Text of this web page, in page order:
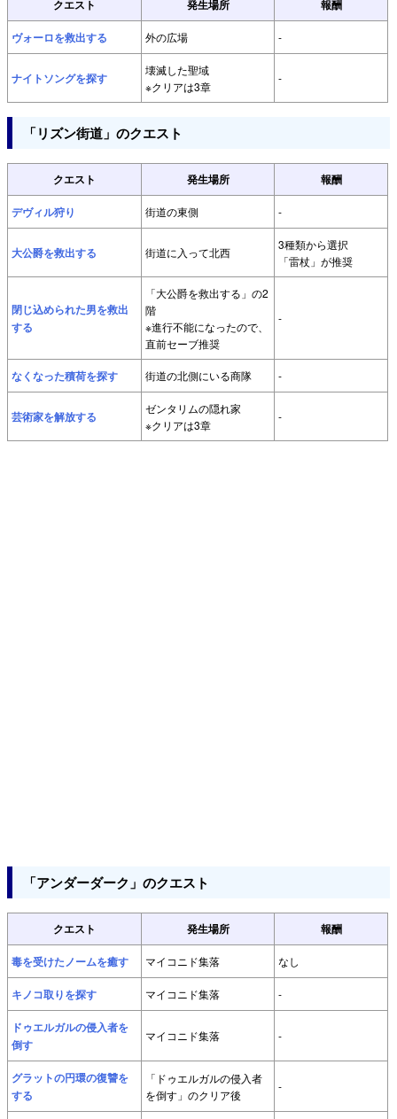
クエスト 発生場所 報酬
ヴォーロを救出する 外の広場 -
ナイトソングを探す
壊滅した聖域
※クリアは3章
-
「リズン街道」のクエスト
クエスト 発生場所 報酬
デヴィル狩り 街道の東側 -
大公爵を救出する 街道に入って北西
3種類から選択
「雷杖」が推奨
閉じ込められた男を救出
する
「大公爵を救出する」の2
階
※進行不能になったので、
直前セーブ推奨
-
なくなった積荷を探す 街道の北側にいる商隊 -
芸術家を解放する
ゼンタリムの隠れ家
※クリアは3章
-
「アンダーダーク」のクエスト
クエスト 発生場所 報酬
毒を受けたノームを癒す マイコニド集落 なし
キノコ取りを探す マイコニド集落 -
ドゥエルガルの侵入者を
倒す
マイコニド集落 -
グラットの円環の復讐を
する
「ドゥエルガルの侵入者
を倒す」のクリア後
-